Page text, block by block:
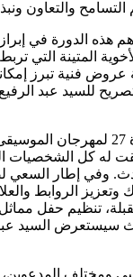
والتعاون
هذه الدورة في إبراز
المتينة التي
فنية تبرز
تصريح للسيد عبد
توج حفل تقديم الدورة 27
له كل الشخصيات
وفي إطار
الروابط
تنظيم حفل
سيستعرض السيد عبد
ومختلف المدعوين،